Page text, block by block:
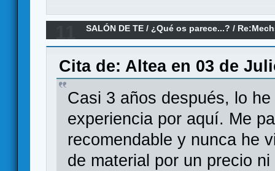
SALÓN DE TE /¿Qué os parece...? /
Cita de: Altea en 03 de
Casi 3 años después, lo
experiencia por aquí. Me
recomendable y nunca he
de material por un precio